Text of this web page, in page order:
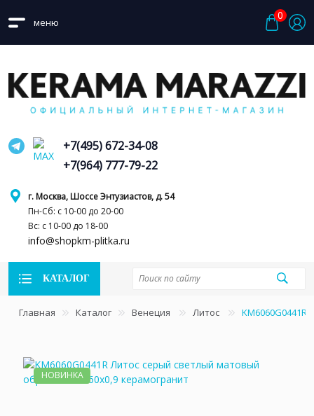
меню
0
г. Москва, Шоссе Энтузиастов, д. 54
Пн-Сб: с 10-00 до 20-00
Вс: с 10-00 до 18-00
info@shopkm-plitka.ru
+7(495) 672-34-08
+7(964) 777-79-22
КАТАЛОГ
Главная Каталог Венеция Литос
НОВИНКА